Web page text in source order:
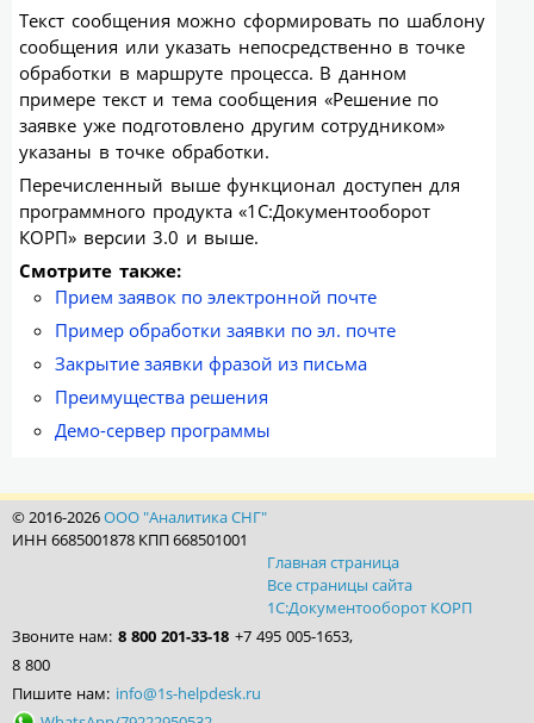
Текст сообщения можно сформировать по шаблону
сообщения или указать непосредственно в точке
обработки в маршруте процесса. В данном
примере текст и тема сообщения «Решение по
заявке уже подготовлено другим сотрудником»
указаны в точке обработки.
Перечисленный выше функционал доступен для
программного продукта «1С:Документооборот
КОРП» версии 3.0 и выше.
Смотрите также:
Прием заявок по электронной почте
Пример обработки заявки по эл. почте
Закрытие заявки фразой из письма
Преимущества решения
Демо-сервер программы
© 2016-2026ООО "Аналитика СНГ"
ИНН 6685001878 КПП 668501001
Главная страница
Все страницы сайта
1С:Документооборот КОРП
Звоните нам: 8 800 201-33-18 +7 495 005-1653,
8 800
Пишите нам: info@1s-helpdesk.ru